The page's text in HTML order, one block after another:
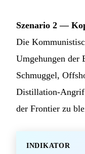
Szenario 2 —
Die
Umgehungen der
Schmuggel,
Distillation-
der Frontier zu
INDIKATOR